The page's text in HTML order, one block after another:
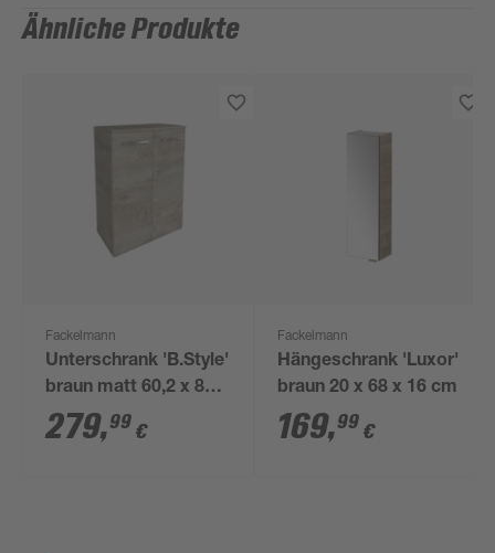
Ähnliche Produkte
Fackelmann
Unterschrank 'B.Style'
braun matt 60,2 x 82,6
x 32 cm
279,99 €
Fackelmann
Hängeschrank 'Luxor'
braun 20 x 68 x 16 cm
169,99 €